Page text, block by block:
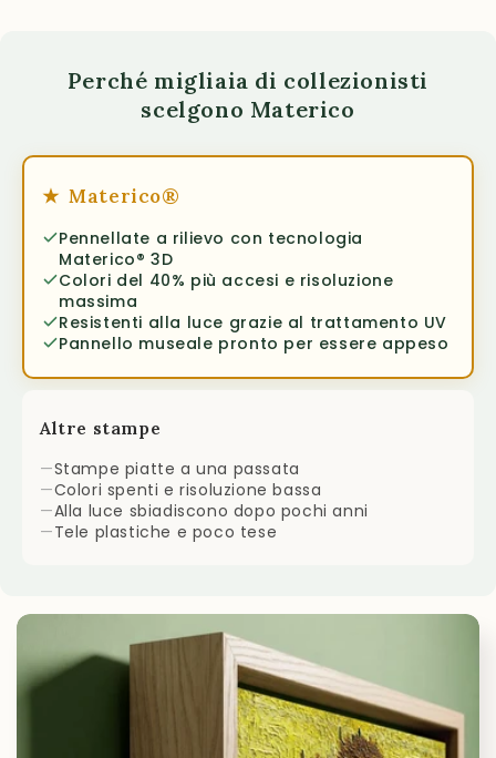
Perché migliaia di collezionisti
scelgono Materico
Altre stampe
—Stampe piatte a una passata
—Colori spenti e risoluzione bassa
—Alla luce sbiadiscono dopo pochi anni
—Tele plastiche e poco tese
★ Materico®
Pennellate a rilievo con tecnologia
Materico® 3D
Colori del 40% più accesi e risoluzione
massima
Resistenti alla luce grazie al trattamento UV
Pannello museale pronto per essere appeso